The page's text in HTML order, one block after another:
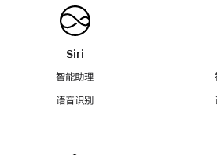
Siri
智能助理
语音识别